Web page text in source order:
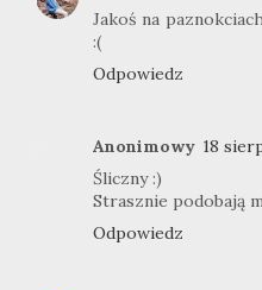
Jakoś na
:(
Odpowiedz
Anonimowy 18
Śliczny :)
Strasznie podobają
Odpowiedz